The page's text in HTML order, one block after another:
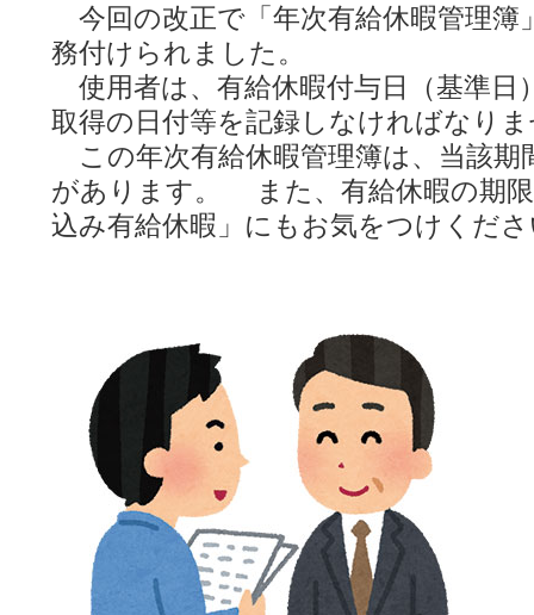
今回の改正で「年次有給休暇管理簿
務付けられました。
使用者は、有給休暇付与日（基準日
取得の日付等を記録しなければなり
この年次有給休暇管理簿は、当該期
があります。 また、有給休暇の期
込み有給休暇」にもお気をつけくだ